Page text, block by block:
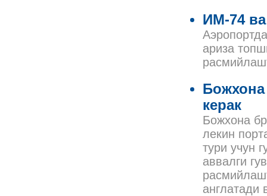
ИМ-74 ва
ариза
керак
Божхона
лекин
тури учун
аввалги
англатади